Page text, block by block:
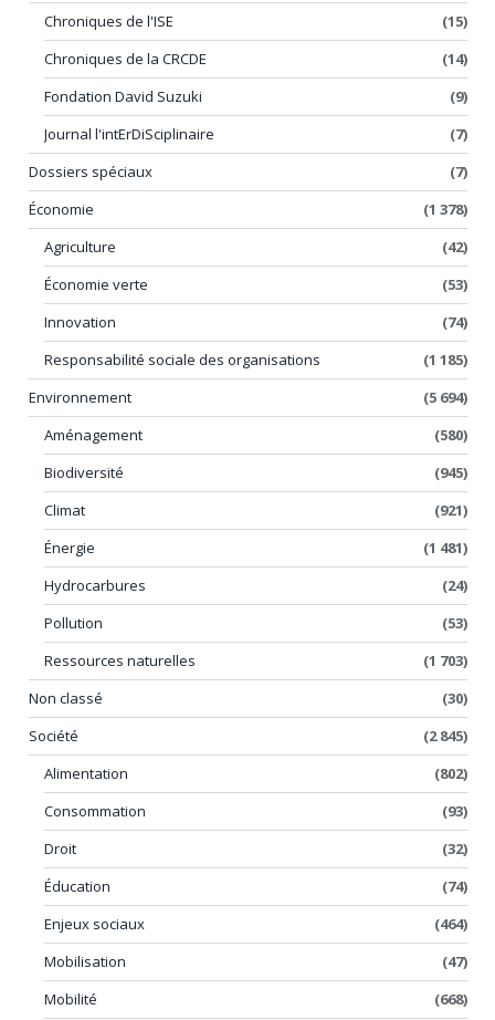
Chroniques de l'ISE
(15)
Chroniques de la CRCDE
(14)
Fondation David Suzuki
(9)
Journal l'intErDiSciplinaire
(7)
Dossiers spéciaux
(7)
Économie
(1 378)
Agriculture
(42)
Économie verte
(53)
Innovation
(74)
Responsabilité sociale des organisations
(1 185)
Environnement
(5 694)
Aménagement
(580)
Biodiversité
(945)
Climat
(921)
Énergie
(1 481)
Hydrocarbures
(24)
Pollution
(53)
Ressources naturelles
(1 703)
Non classé
(30)
Société
(2 845)
Alimentation
(802)
Consommation
(93)
Droit
(32)
Éducation
(74)
Enjeux sociaux
(464)
Mobilisation
(47)
Mobilité
(668)